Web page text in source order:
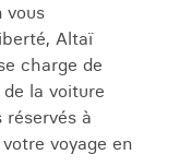
vous
Altaï
charge de
la voiture
à
voyage en